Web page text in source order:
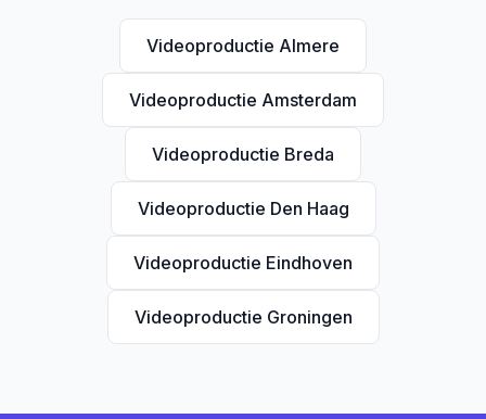
Videoproductie Almere
Videoproductie Amsterdam
Videoproductie Breda
Videoproductie Den Haag
Videoproductie Eindhoven
Videoproductie Groningen